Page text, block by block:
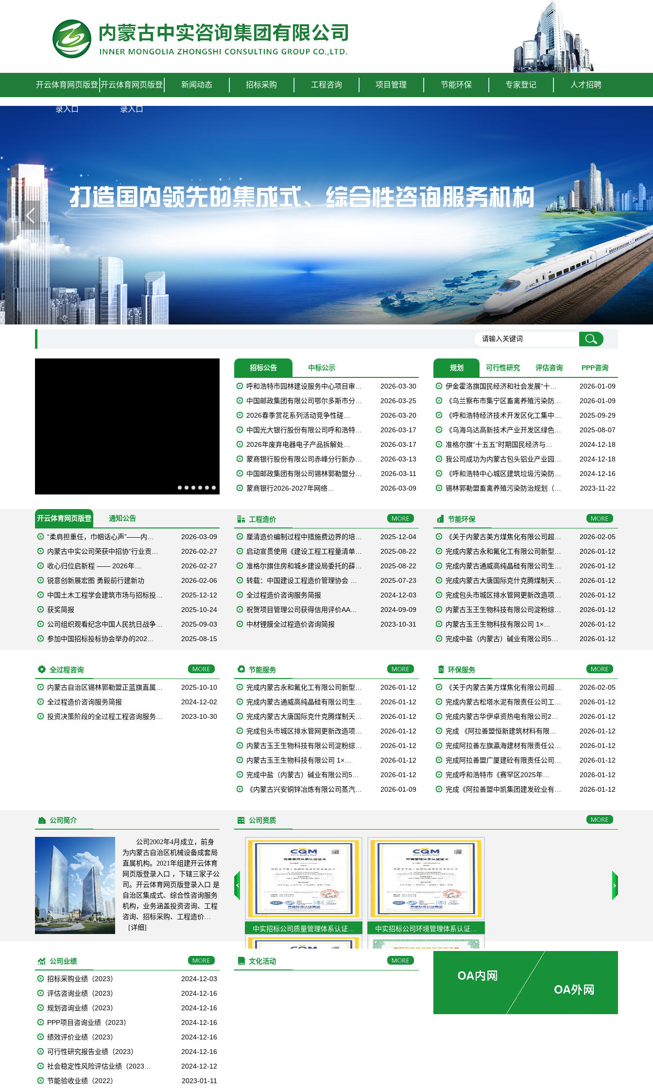
开云体育网页版登
录入口
开云体育网页版登
录入口
新闻动态 招标采购 工程咨询 项目管理 节能环保 专家登记 人才招聘
招标公告 中标公示
2026-03-30
呼和浩特市园林建设服务中心项目审…
2026-03-25
中国邮政集团有限公司鄂尔多斯市分…
2026-03-20
2026春季赏花系列活动竞争性磋…
2026-03-17
中国光大银行股份有限公司呼和浩特…
2026-03-17
2026年废弃电器电子产品拆解处…
2026-03-13
蒙商银行股份有限公司赤峰分行新办…
2026-03-11
中国邮政集团有限公司锡林郭勒盟分…
2026-03-09
蒙商银行2026-2027年网络…
规划 可行性研究 评估咨询 PPP咨询
2026-01-09
伊金霍洛旗国民经济和社会发展“十…
2026-01-09
《乌兰察布市集宁区畜禽养殖污染防…
2025-09-29
《呼和浩特经济技术开发区化工集中…
2025-08-07
《乌海乌达高新技术产业开发区绿色…
2024-12-18
准格尔旗“十五五”时期国民经济与…
2024-12-18
我公司成功为内蒙古包头铝业产业园…
2024-12-16
《呼和浩特中心城区建筑垃圾污染防…
2023-11-22
锡林郭勒盟畜禽养殖污染防治规划（…
开云体育网页版登
录入口
通知公告
2026-03-09
“柔肩担重任，巾帼话心声”——内…
2026-02-27
内蒙古中实公司荣获中招协“行业贡…
2026-02-27
收心归位启新程 —— 2026年…
2026-02-06
锐意创新展宏图 勇毅前行建新功
2025-12-12
中国土木工程学会建筑市场与招标投…
2025-10-24
获奖简报
2025-09-03
公司组织观看纪念中国人民抗日战争…
2025-08-15
参加中国招标投标协会举办的202…
工程造价
2025-12-04
厘清造价编制过程中措施费边界的培…
2025-08-22
启动宣贯使用《建设工程工程量清单…
2025-08-22
准格尔旗住房和城乡建设局委托的薛…
2025-07-23
转载：中国建设工程造价管理协会 …
2024-12-03
全过程造价咨询服务简报
2024-09-09
祝贺项目管理公司获得信用评价AA…
2023-10-31
中材锂膜全过程造价咨询简报
节能环保
2026-02-05
《关于内蒙古美方煤焦化有限公司超…
2026-01-12
完成内蒙古永和氟化工有限公司新型…
2026-01-12
完成内蒙古通威高纯晶硅有限公司生…
2026-01-12
完成内蒙古大唐国际克什克腾煤制天…
2026-01-12
完成包头市城区排水管网更新改造项…
2026-01-12
内蒙古玉王生物科技有限公司淀粉综…
2026-01-12
内蒙古玉王生物科技有限公司 1×…
2026-01-12
完成中盐（内蒙古）碱业有限公司5…
全过程咨询
2025-10-10
内蒙古自治区锡林郭勒盟正蓝旗直属…
2024-12-02
全过程造价咨询服务简报
2023-10-30
投资决策阶段的全过程工程咨询服务…
节能服务
2026-01-12
完成内蒙古永和氟化工有限公司新型…
2026-01-12
完成内蒙古通威高纯晶硅有限公司生…
2026-01-12
完成内蒙古大唐国际克什克腾煤制天…
2026-01-12
完成包头市城区排水管网更新改造项…
2026-01-12
内蒙古玉王生物科技有限公司淀粉综…
2026-01-12
内蒙古玉王生物科技有限公司 1×…
2026-01-12
完成中盐（内蒙古）碱业有限公司5…
2026-01-09
《内蒙古兴安铜锌冶炼有限公司蒸汽…
环保服务
2026-02-05
《关于内蒙古美方煤焦化有限公司超…
2026-01-12
完成内蒙古松塔水泥有限责任公司工…
2026-01-12
完成内蒙古华伊卓资热电有限公司2…
2026-01-12
完成 《阿拉善盟恒新建筑材料有限…
2026-01-12
完成阿拉善左旗瀛海建材有限责任公…
2026-01-12
完成阿拉善盟广厦建砼有限责任公司…
2026-01-12
完成呼和浩特市《赛罕区2025年…
2026-01-12
完成《阿拉善盟中凯集团建发砼业有…
公司简介
公司2002年4月成立，前身
为内蒙古自治区机械设备成套局
直属机构。2021年组建开云体育
网页版登录入口 ，下辖三家子公
司。开云体育网页版登录入口 是
自治区集成式、综合性咨询服务
机构，业务涵盖投资咨询、工程
咨询、招标采购、工程造价…
[详细]
公司资质
中实招标公司质量管理体系认证… 中实招标公司环境管理体系认证…
公司业绩
2024-12-03
招标采购业绩（2023）
2024-12-16
评估咨询业绩（2023）
2024-12-16
规划咨询业绩（2023）
2024-12-16
PPP项目咨询业绩（2023）
2024-12-16
绩效评价业绩（2023）
2024-12-16
可行性研究报告业绩（2023）
2024-12-12
社会稳定性风险评估业绩（2023…
2023-01-11
节能验收业绩（2022）
文化活动